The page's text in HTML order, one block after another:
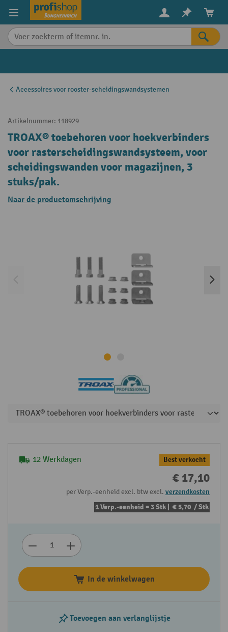
content
Accessoires voor rooster-scheidingswandsystemen
Artikelnummer: 118929
TROAX® toebehoren voor hoekverbinders
voor rasterscheidingswandsysteem, voor
scheidingswanden voor magazijnen, 3
stuks/pak.
Naar de productomschrijving
12 Werkdagen Best verkocht
€ 17,10
per Verp.-eenheid excl. btw excl. verzendkosten
1 Verp.-eenheid = 3 Stk | € 5,70 / Stk
In de winkelwagen
Toevoegen aan verlanglijstje